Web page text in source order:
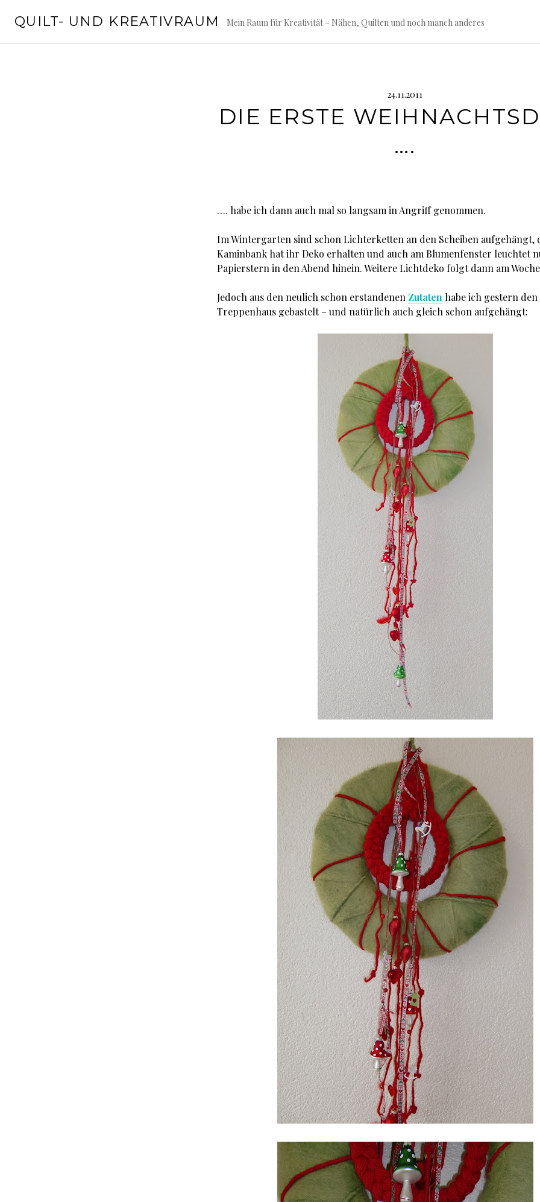
zumQUILT- UND KREATIVRAUM Mein Raum für Kreativität – Nähen, Quilten und noch manch anderes
24.11.2011
DIE ERSTE
….
…. habe ich dann auch mal so langsam in Angriff genommen.
Im Wintergarten sind schon Lichterketten an den Scheiben aufgehängt,
Kaminbank hat ihr Deko erhalten und auch am Blumenfenster leuchtet
Papierstern in den Abend hinein. Weitere Lichtdeko folgt dann am
Jedoch aus den neulich schon erstandenen Zutaten habe ich gestern
Treppenhaus gebastelt – und natürlich auch gleich schon aufgehängt: